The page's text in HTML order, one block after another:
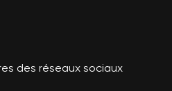
des réseaux sociaux